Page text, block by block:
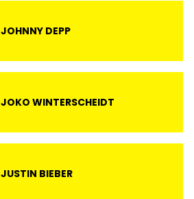
JOHNNY DEPP
JOKO WINTERSCHEIDT
JUSTIN BIEBER